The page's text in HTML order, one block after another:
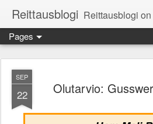
Reittausblogi Reittausblogi on raumalaisen olutharrastajan blogi. Reittaus (rating) tarkoittaa asioiden
Pages
SEP
22 Olutarvio: